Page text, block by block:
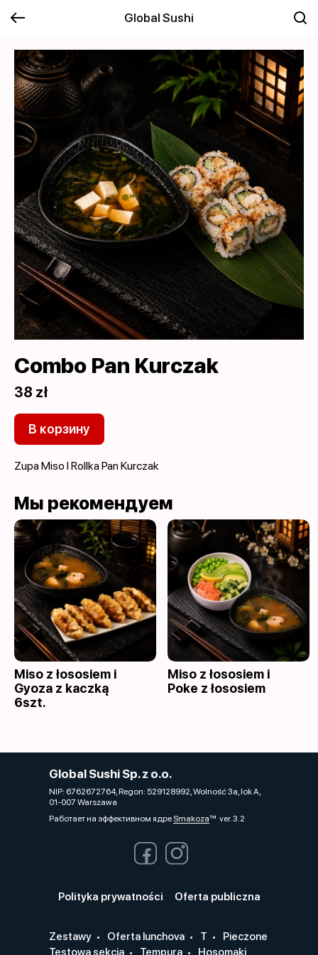
Global Sushi
Combo Pan Kurczak
38 zł
В корзину
Zupa Miso I Rollka Pan Kurczak
Мы рекомендуем
Miso z łososiem i
Gyoza z kaczką
6szt.
Miso z łososiem i
Poke z łososiem
Global Sushi Sp. z o.o.
NIP: 6762672764, Regon: 529128992, Wolność 3a, lok A,
01-007 Warszawa
Работает на эффективном ядре Smakozaver. 3.2
Polityka prywatności Oferta publiczna
Zestawy Oferta lunchova T
Pieczone
Testowa sekcja
Tempura Hosomaki